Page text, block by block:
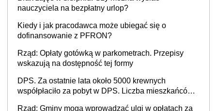
nauczyciela na bezpłatny urlop?
Kiedy i jak pracodawca może ubiegać się o
dofinansowanie z PFRON?
Rząd: Opłaty gotówką w parkometrach. Przepisy
wskazują na dostępność tej formy
DPS. Za ostatnie lata około 5000 krewnych
współpłaciło za pobyt w DPS. Liczba mieszkańców
Rząd: Gminy mogą wprowadzać ulgi w opłatach za